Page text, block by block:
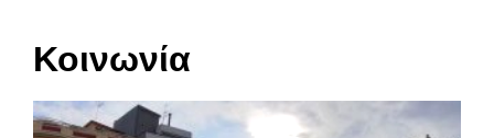
Κοινωνία